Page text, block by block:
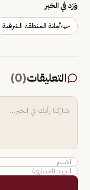
وَرَد في الخبر
جهةأمانة المنطقة الشرقية
التعليقات(
0
)